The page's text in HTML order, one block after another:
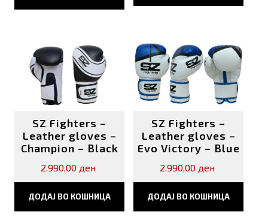
SZ Fighters –
Leather gloves –
Champion – Black
2.990,00 ден
ДОДАЈ ВО КОШНИЦА
SZ Fighters –
Leather gloves –
Evo Victory – Blue
2.990,00 ден
ДОДАЈ ВО КОШНИЦА